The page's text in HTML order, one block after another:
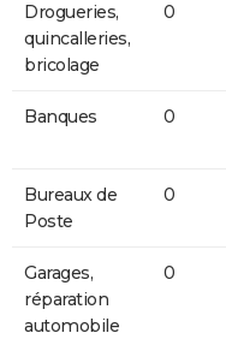
Drogueries,
quincalleries,
bricolage
0
Banques 0
Bureaux de
Poste
0
Garages,
réparation
automobile
0